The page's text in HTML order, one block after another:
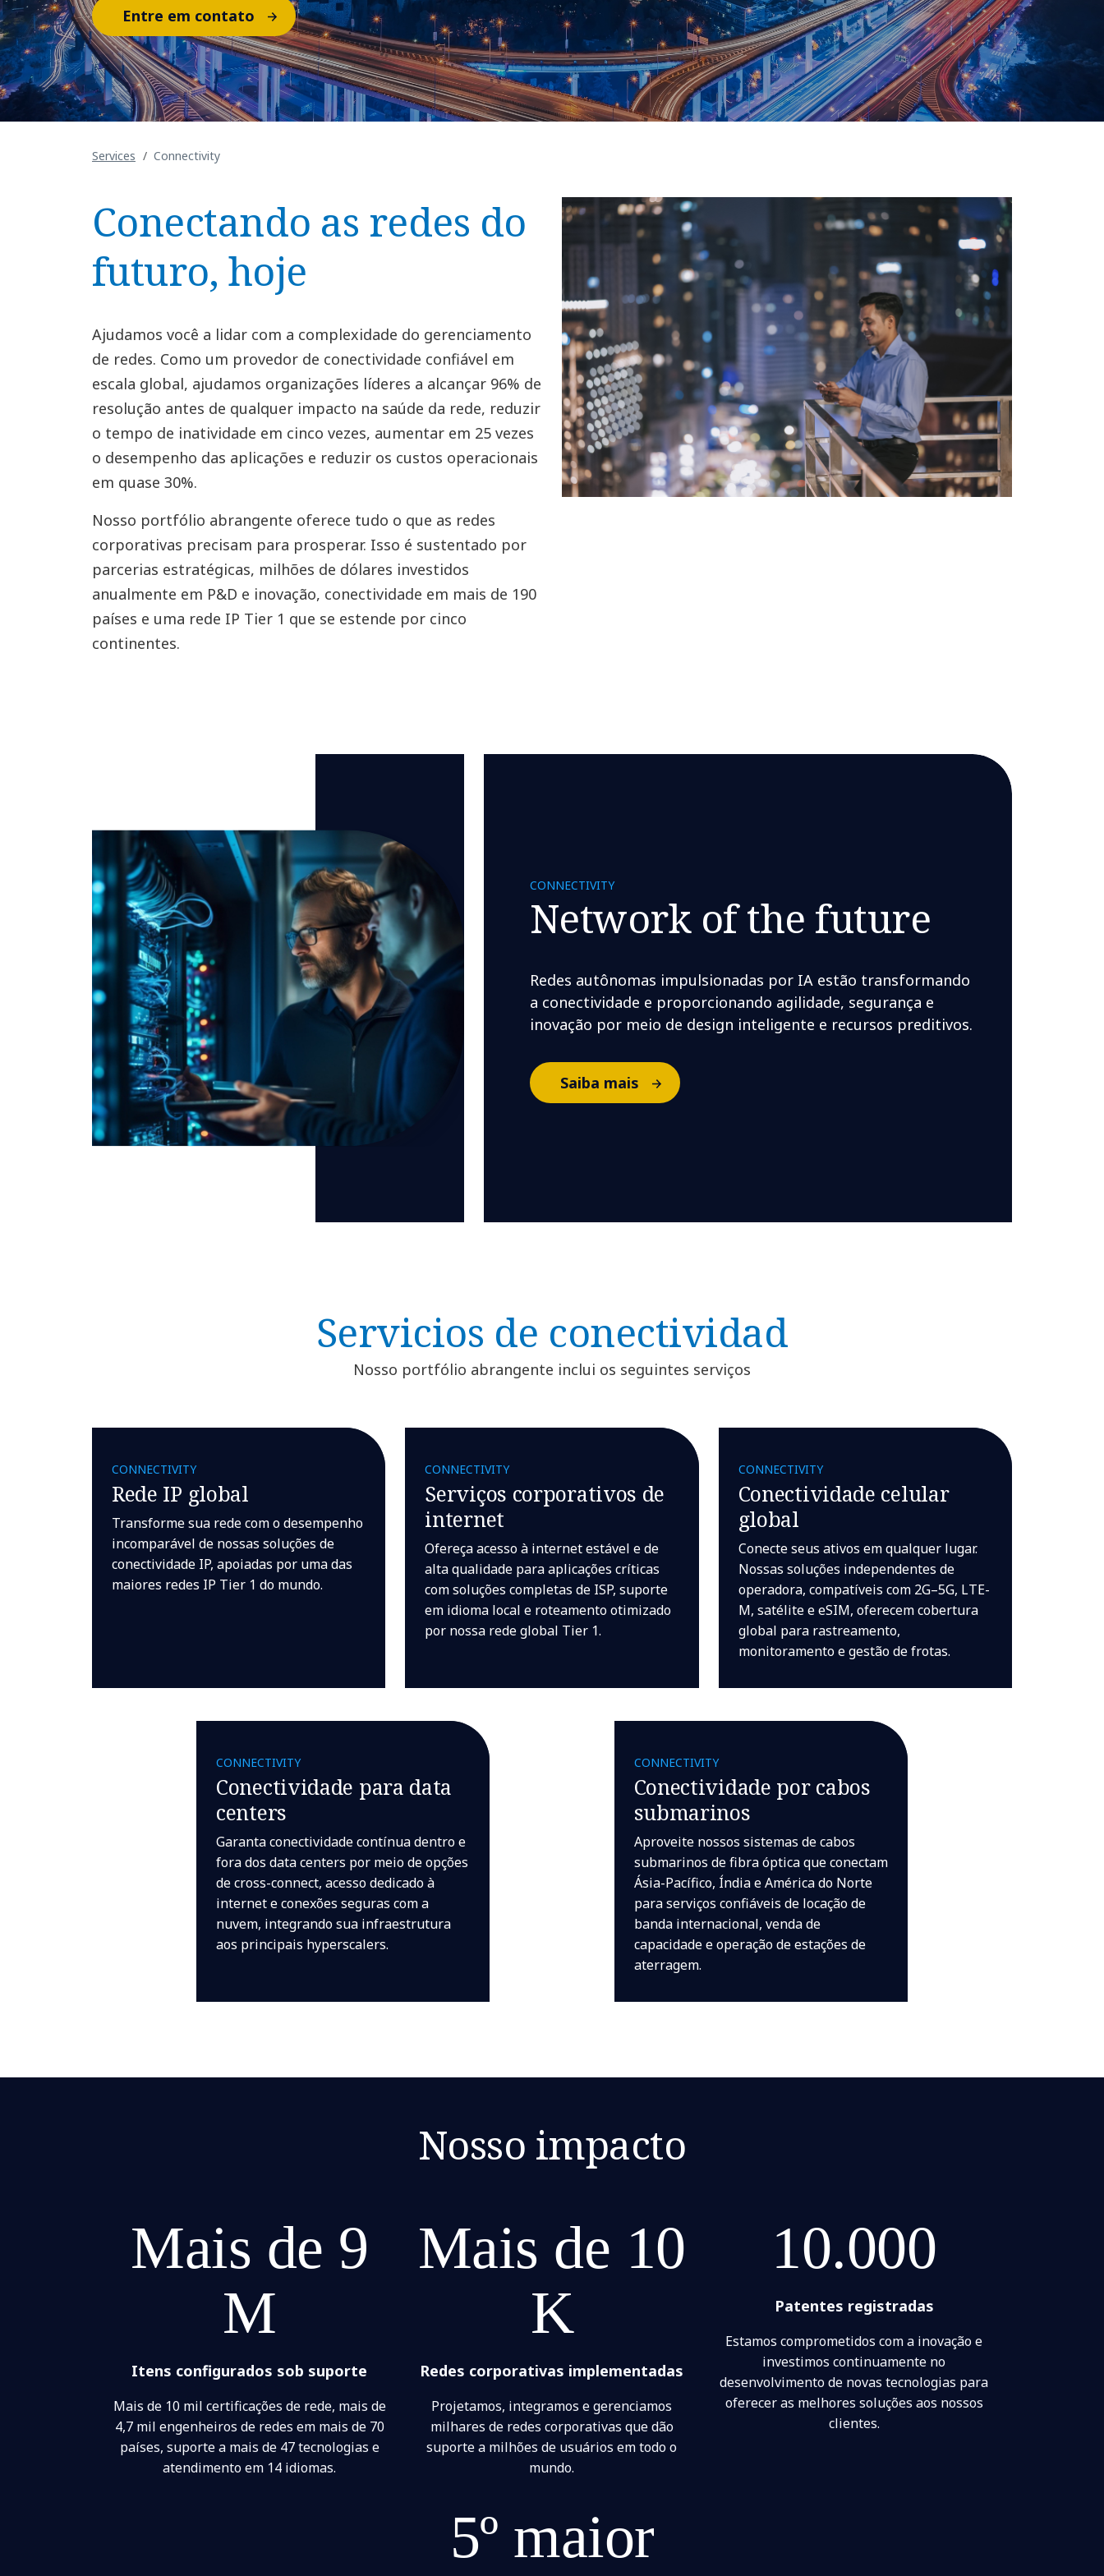
Entre em contato
Services Connectivity
Conectando as redes do
futuro, hoje
Ajudamos você a lidar com a complexidade do gerenciamento
de redes. Como um provedor de conectividade confiável em
escala global, ajudamos organizações líderes a alcançar 96% de
resolução antes de qualquer impacto na saúde da rede, reduzir
o tempo de inatividade em cinco vezes, aumentar em 25 vezes
o desempenho das aplicações e reduzir os custos operacionais
em quase 30%.
Nosso portfólio abrangente oferece tudo o que as redes
corporativas precisam para prosperar. Isso é sustentado por
parcerias estratégicas, milhões de dólares investidos
anualmente em P&D e inovação, conectividade em mais de 190
países e uma rede IP Tier 1 que se estende por cinco
continentes.
CONNECTIVITY
Network of the future
Redes autônomas impulsionadas por IA estão transformando
a conectividade e proporcionando agilidade, segurança e
inovação por meio de design inteligente e recursos preditivos.
Saiba mais
Servicios de conectividad
Nosso portfólio abrangente inclui os seguintes serviços
CONNECTIVITY
Rede IP global
Transforme sua rede com o desempenho
incomparável de nossas soluções de
conectividade IP, apoiadas por uma das
maiores redes IP Tier 1 do mundo.
CONNECTIVITY
Serviços corporativos de
internet
Ofereça acesso à internet estável e de
alta qualidade para aplicações críticas
com soluções completas de ISP, suporte
em idioma local e roteamento otimizado
por nossa rede global Tier 1.
CONNECTIVITY
Conectividade celular
global
Conecte seus ativos em qualquer lugar.
Nossas soluções independentes de
operadora, compatíveis com 2G–5G, LTE-
M, satélite e eSIM, oferecem cobertura
global para rastreamento,
monitoramento e gestão de frotas.
CONNECTIVITY
Conectividade para data
centers
Garanta conectividade contínua dentro e
fora dos data centers por meio de opções
de cross-connect, acesso dedicado à
internet e conexões seguras com a
nuvem, integrando sua infraestrutura
aos principais hyperscalers.
CONNECTIVITY
Conectividade por cabos
submarinos
Aproveite nossos sistemas de cabos
submarinos de fibra óptica que conectam
Ásia-Pacífico, Índia e América do Norte
para serviços confiáveis de locação de
banda internacional, venda de
capacidade e operação de estações de
aterragem.
Nosso impacto
Mais de 9
M
Itens configurados sob suporte
Mais de 10 mil certificações de rede, mais de
4,7 mil engenheiros de redes em mais de 70
países, suporte a mais de 47 tecnologias e
atendimento em 14 idiomas.
Mais de 10
K
Redes corporativas implementadas
Projetamos, integramos e gerenciamos
milhares de redes corporativas que dão
suporte a milhões de usuários em todo o
mundo.
10.000
Patentes registradas
Estamos comprometidos com a inovação e
investimos continuamente no
desenvolvimento de novas tecnologias para
oferecer as melhores soluções aos nossos
clientes.
5º maior